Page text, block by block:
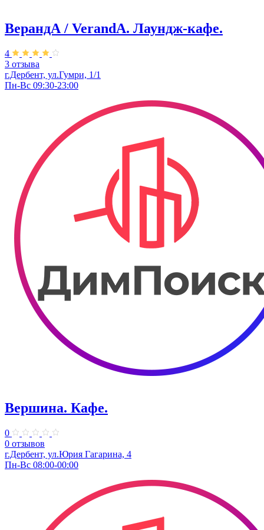
ВерандА / VerandA. ​Лаундж-кафе.
4
3 отзыва
г.Дербент, ул.Гумри, 1/1
Пн-Вс 09:30-23:00
Вершина. Кафе.
0
0 отзывов
г.Дербент, ул.Юрия Гагарина, 4
Пн-Вс 08:00-00:00